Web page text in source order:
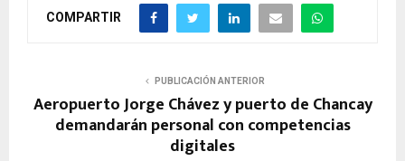
COMPARTIR
PUBLICACIÓN ANTERIOR
Aeropuerto Jorge Chávez y puerto de Chancay
demandarán personal con competencias
digitales